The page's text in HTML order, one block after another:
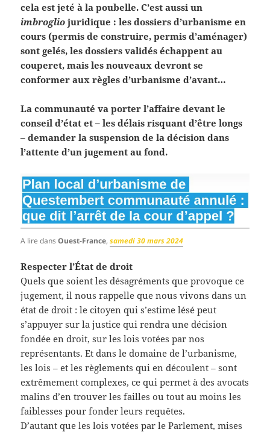
cela est jeté à la poubelle. C’est aussi un
imbroglio juridique : les dossiers d’urbanisme en
cours (permis de construire, permis d’aménager)
sont gelés, les dossiers validés échappent au
couperet, mais les nouveaux devront se
conformer aux règles d’urbanisme d’avant…
La communauté va porter l’affaire devant le
conseil d’état et – les délais risquant d’être longs
– demander la suspension de la décision dans
l’attente d’un jugement au fond.
A lire dansOuest-France,samedi 30 mars 2024
Respecter l’État de droit
Quels que soient les désagréments que provoque ce
jugement, il nous rappelle que nous vivons dans un
état de droit : le citoyen qui s’estime lésé peut
s’appuyer sur la justice qui rendra une décision
fondée en droit, sur les lois votées par nos
représentants. Et dans le domaine de l’urbanisme,
les lois – et les règlements qui en découlent – sont
extrêmement complexes, ce qui permet à des avocats
malins d’en trouver les failles ou tout au moins les
faiblesses pour fonder leurs requêtes.
D’autant que les lois votées par le Parlement, mises